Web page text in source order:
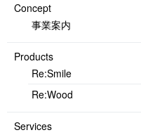
Concept
事業案内
Products
Re:Smile
Re:Wood
Services